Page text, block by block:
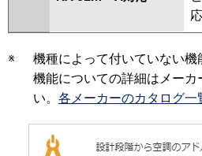
応
※
機種によって付いていない機
機能についての詳細はメーカ
い。 各メーカーのカタログ